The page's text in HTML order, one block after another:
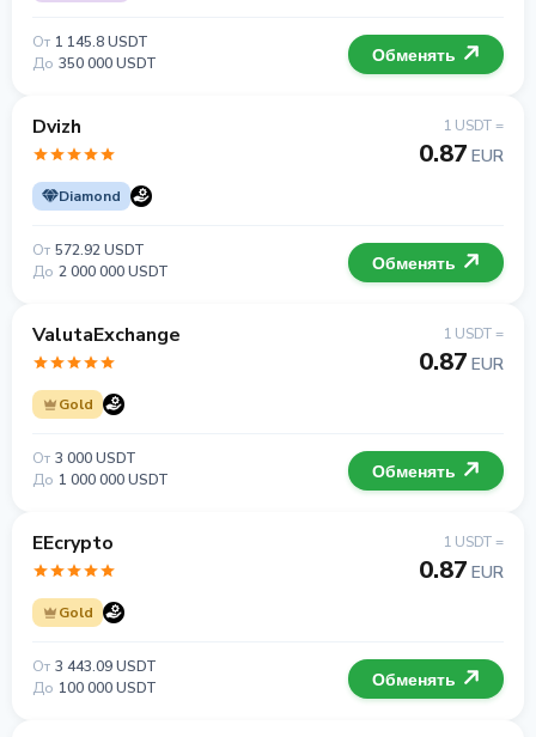
От 1 145.8 USDT
До 350 000 USDT Обменять
Dvizh
Diamond
1 USDT =
0.87 EUR
От 572.92 USDT
До 2 000 000 USDT Обменять
ValutaExchange
Gold
1 USDT =
0.87 EUR
От 3 000 USDT
До 1 000 000 USDT Обменять
EEcrypto
Gold
1 USDT =
0.87 EUR
От 3 443.09 USDT
До 100 000 USDT Обменять